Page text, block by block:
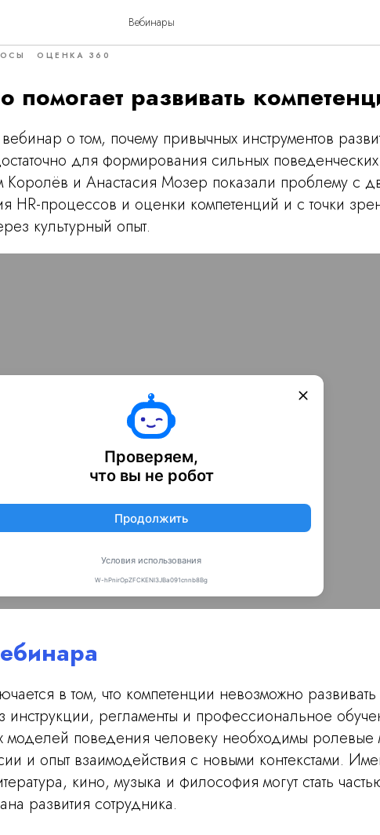
Вебинары
ОЦЕНКА 360
помогает развивать
о том, почему привычных инструментов
для формирования сильных поведенческих
Королёв и Анастасия Мозер показали проблему с
HR-процессов и оценки компетенций и с точки
культурный опыт.
в том, что компетенции невозможно развивать
инструкции, регламенты и профессиональное
моделей поведения человеку необходимы ролевые
и опыт взаимодействия с новыми контекстами.
кино, музыка и философия могут стать
развития сотрудника.